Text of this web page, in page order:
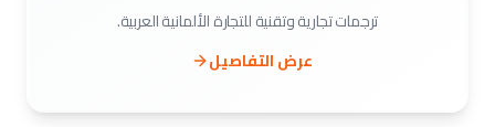
ترجمات تجارية وتقنية للتجارة الألمانية العربية.
عرض التفاصيل